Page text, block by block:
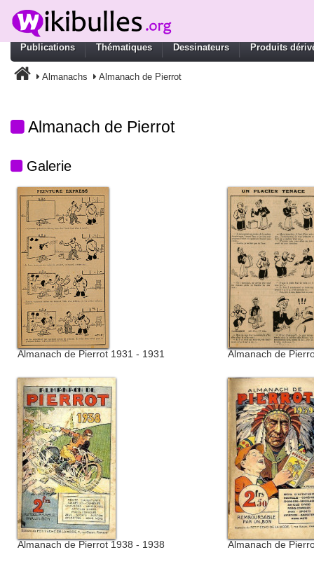
Publications Thématiques Dessinateurs Produits
Almanachs Almanach de Pierrot
Almanach de Pierrot
Galerie
Almanach de Pierrot 1931 - 1931 Almanach de
Almanach de Pierrot 1938 - 1938 Almanach de